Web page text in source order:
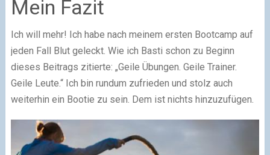
Mein Fazit
Ich will mehr! Ich habe nach meinem ersten Bootcamp auf
jeden Fall Blut geleckt. Wie ich Basti schon zu Beginn
dieses Beitrags zitierte: „Geile Übungen. Geile Trainer.
Geile Leute.“ Ich bin rundum zufrieden und stolz auch
weiterhin ein Bootie zu sein. Dem ist nichts hinzuzufügen.